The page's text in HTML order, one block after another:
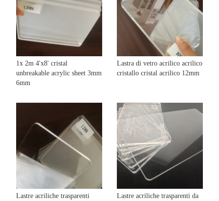
1x 2m 4'x8' cristal
unbreakable acrylic sheet 3mm
6mm
Lastra di vetro acrilico acrilico
cristallo cristal acrilico 12mm
Lastre acriliche trasparenti
Lastre acriliche trasparenti da